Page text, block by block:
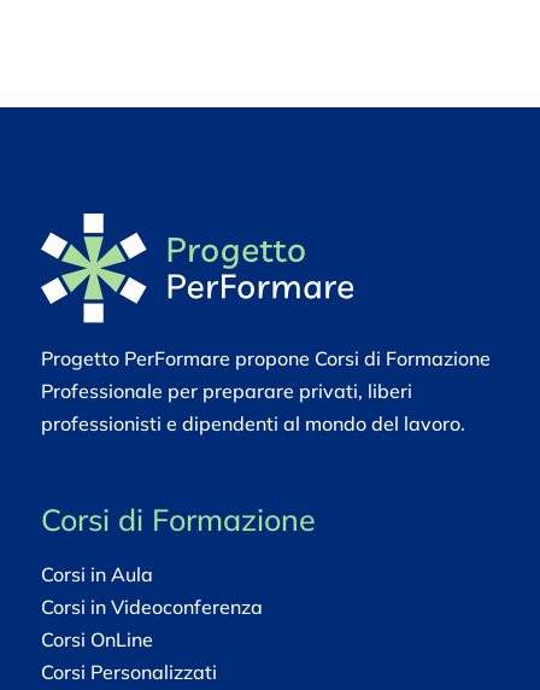
Progetto PerFormare propone Corsi di Formazione
Professionale per preparare privati, liberi
professionisti e dipendenti al mondo del lavoro.
Corsi di Formazione
Corsi in Aula
Corsi in Videoconferenza
Corsi OnLine
Corsi Personalizzati